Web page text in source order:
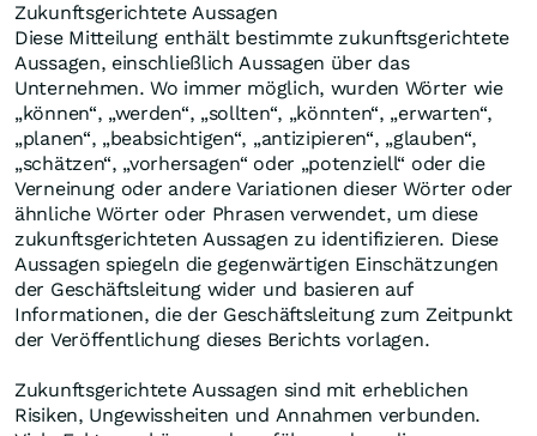
Zukunftsgerichtete Aussagen
Diese Mitteilung enthält bestimmte zukunftsgerichtete
Aussagen, einschließlich Aussagen über das
Unternehmen. Wo immer möglich, wurden Wörter wie
„können“, „werden“, „sollten“, „könnten“, „erwarten“,
„planen“, „beabsichtigen“, „antizipieren“, „glauben“,
„schätzen“, „vorhersagen“ oder „potenziell“ oder die
Verneinung oder andere Variationen dieser Wörter oder
ähnliche Wörter oder Phrasen verwendet, um diese
zukunftsgerichteten Aussagen zu identifizieren. Diese
Aussagen spiegeln die gegenwärtigen Einschätzungen
der Geschäftsleitung wider und basieren auf
Informationen, die der Geschäftsleitung zum Zeitpunkt
der Veröffentlichung dieses Berichts vorlagen.
Zukunftsgerichtete Aussagen sind mit erheblichen
Risiken, Ungewissheiten und Annahmen verbunden.